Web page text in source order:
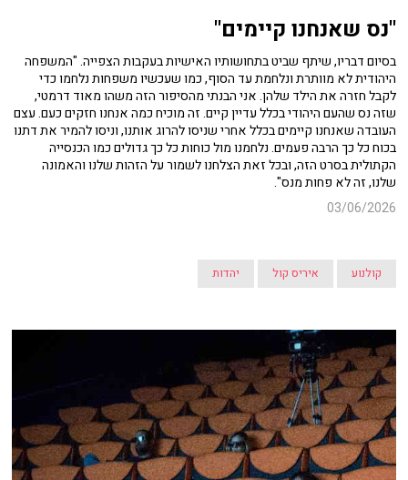
"נס שאנחנו קיימים"
בסיום דבריו, שיתף שביט בתחושותיו האישיות בעקבות הצפייה. "המשפחה
היהודית לא מוותרת ונלחמת עד הסוף, כמו שעכשיו משפחות נלחמו כדי
לקבל חזרה את הילד שלהן. אני הבנתי מהסיפור הזה משהו מאוד דרמטי,
שזה נס שהעם היהודי בכלל עדיין קיים. זה מוכיח כמה אנחנו חזקים כעם. עצם
העובדה שאנחנו קיימים בכלל אחרי שניסו להרוג אותנו, וניסו להמיר את דתנו
בכוח כל כך הרבה פעמים. נלחמנו מול כוחות כל כך גדולים כמו הכנסייה
הקתולית בסרט הזה, ובכל זאת הצלחנו לשמור על הזהות שלנו והאמונה
שלנו, זה לא פחות מנס".
03/06/2026
קולנוע איריס קול יהדות